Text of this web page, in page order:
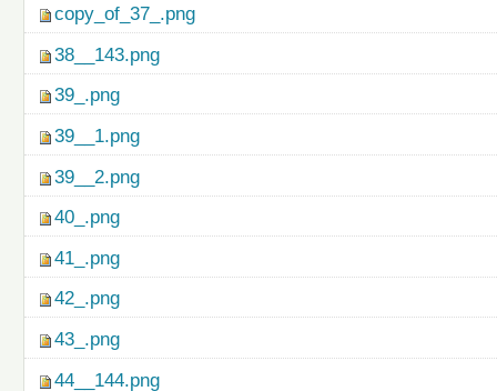
copy_of_37_.png
38__143.png
39_.png
39__1.png
39__2.png
40_.png
41_.png
42_.png
43_.png
44__144.png